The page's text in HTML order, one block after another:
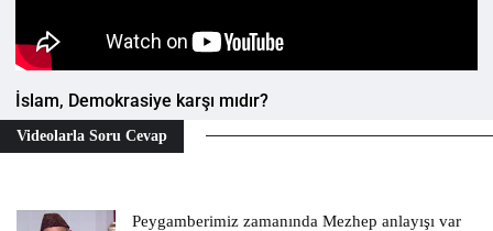
İslam, Demokrasiye karşı mıdır?
Videolarla Soru Cevap
Peygamberimiz zamanında Mezhep anlayışı var